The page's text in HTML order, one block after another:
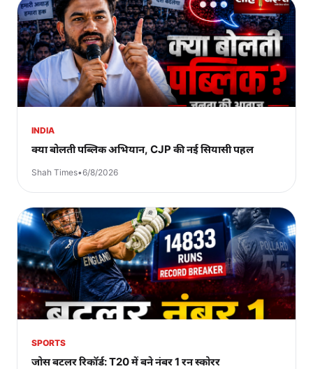
INDIA
क्या बोलती पब्लिक अभियान, CJP की नई सियासी पहल
Shah Times•6/8/2026
SPORTS
जोस बटलर रिकॉर्ड: T20 में बने नंबर 1 रन स्कोरर